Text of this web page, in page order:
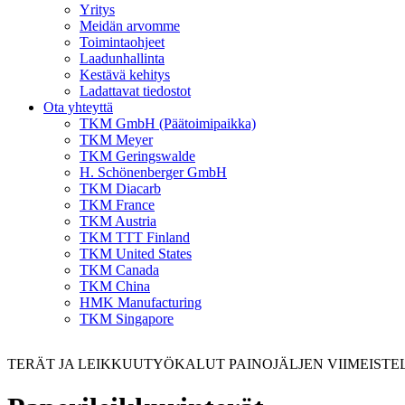
Yritys
Meidän arvomme
Toimintaohjeet
Laadunhallinta
Kestävä kehitys
Ladattavat tiedostot
Ota yhteyttä
TKM GmbH (Päätoimipaikka)
TKM Meyer
TKM Geringswalde
H. Schönenberger GmbH
TKM Diacarb
TKM France
TKM Austria
TKM TTT Finland
TKM United States
TKM Canada
TKM China
HMK Manufacturing
TKM Singapore
TERÄT JA LEIKKUUTYÖKALUT PAINOJÄLJEN